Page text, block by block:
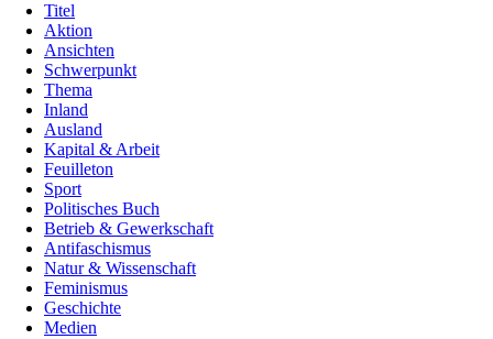
Titel
Aktion
Ansichten
Schwerpunkt
Thema
Inland
Ausland
Kapital & Arbeit
Feuilleton
Sport
Politisches Buch
Betrieb & Gewerkschaft
Antifaschismus
Natur & Wissenschaft
Feminismus
Geschichte
Medien